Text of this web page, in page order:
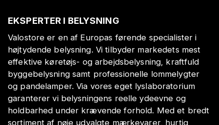
EKSPERTER I BELYSNING
Valostore er en af Europas førende specialister i
højtydende belysning. Vi tilbyder markedets mest
effektive køretøjs- og arbejdsbelysning, kraftfuld
byggebelysning samt professionelle lommelygter
og pandelamper. Via vores eget lyslaboratorium
garanterer vi belysningens reelle ydeevne og
holdbarhed under krævende forhold. Med et bredt
sortiment af nøje udvalgte mærkevarer, hurtig